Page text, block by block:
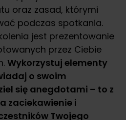
oraz zasad, którymi
podczas spotkania.
jest prezentowanie
przez Ciebie
Wykorzystuj elementy
o swoim
się anegdotami – to z
zaciekawienie i
Twojego